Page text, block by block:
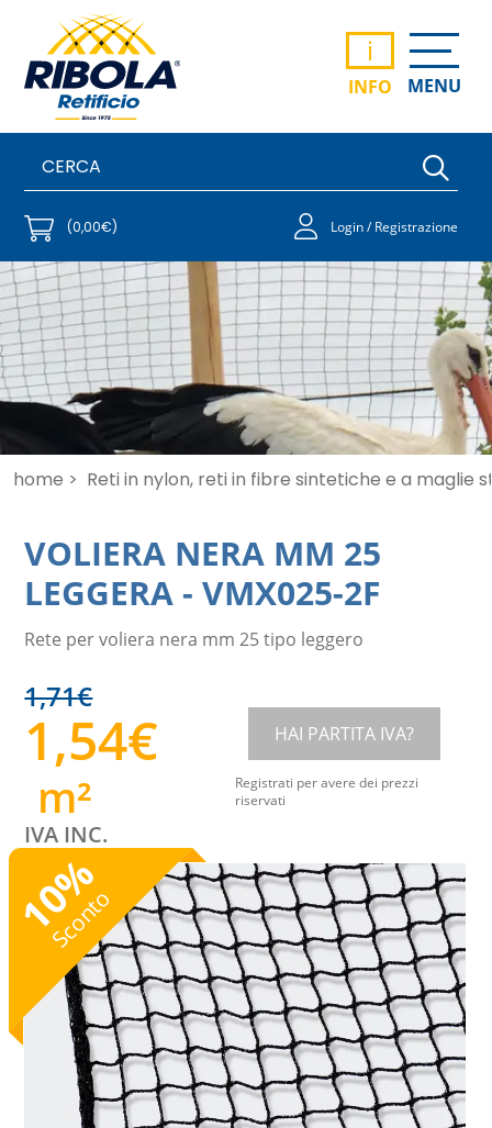
i
INFO MENU
(0,00€) Login / Registrazione
home > Reti in nylon, reti in fibre sintetiche e a maglie
VOLIERA NERA MM 25
LEGGERA -VMX025-2F
Rete per voliera nera mm 25 tipo leggero
1,71€
1,54€
m²
IVA INC.
HAI PARTITA IVA?
Registrati per avere dei prezzi
riservati
10
%
Sconto